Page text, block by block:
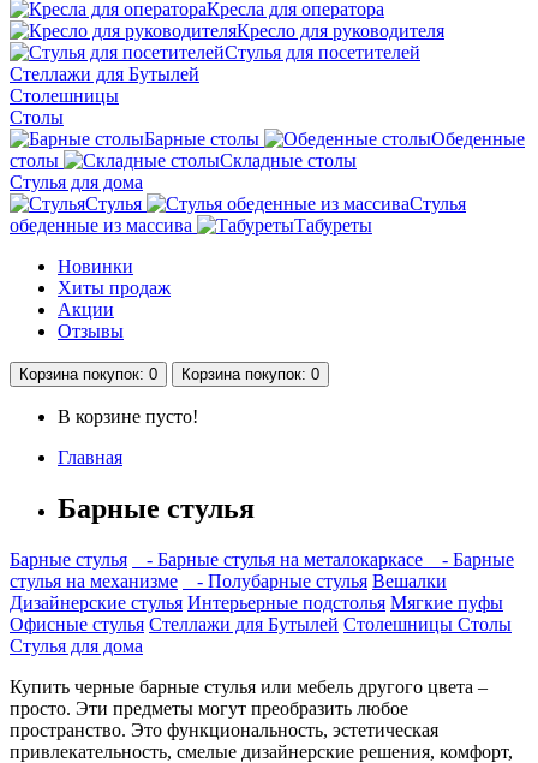
Кресла для оператора
Кресло для руководителя
Стулья для посетителей
Стеллажи для Бутылей
Столешницы
Столы
Барные столы
Обеденные
столы
Складные столы
Стулья для дома
Стулья
Стулья
обеденные из маcсива
Табуреты
Новинки
Хиты продаж
Акции
Отзывы
Корзинапокупок: 0 Корзинапокупок: 0
В корзине пусто!
Главная
Барные стулья
Барные стулья - Барные стулья на металокаркасе
- Барные
стулья на механизме
- Полубарные стулья Вешалки
Дизайнерские стулья Интерьерные подстолья Мягкие пуфы
Офисные стулья Стеллажи для Бутылей Столешницы Столы
Стулья для дома
Купить черные барные стулья или мебель другого цвета –
просто. Эти предметы могут преобразить любое
пространство. Это функциональность, эстетическая
привлекательность, смелые дизайнерские решения, комфорт,